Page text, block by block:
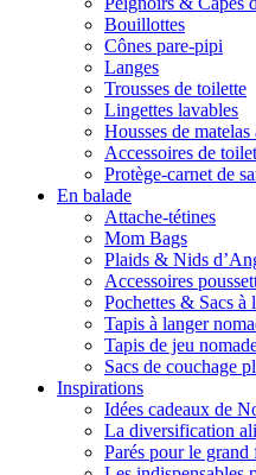
Bouillottes
Cônes pare-pipi
Langes
Trousses de toilette
Lingettes lavables
Housses de matelas
Accessoires de
Protège-carnet de
En balade
Attache-tétines
Mom Bags
Plaids & Nids
Accessoires
Pochettes & Sacs à
Tapis à langer
Tapis de jeu
Sacs de couchage
Inspirations
Idées cadeaux de
La diversification
Parés pour le grand